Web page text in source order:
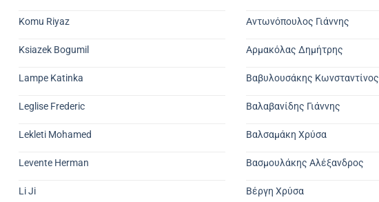
Komu Riyaz
Ksiazek Bogumil
Lampe Katinka
Leglise Frederic
Lekleti Mohamed
Levente Herman
Li Ji
Αντωνόπουλος Γιάννης
Αρμακόλας Δημήτρης
Βαβυλουσάκης Κωνσταντίνος
Βαλαβανίδης Γιάννης
Βαλσαμάκη Χρύσα
Βασμουλάκης Αλέξανδρος
Βέργη Χρύσα